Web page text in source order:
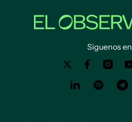
Siguenos